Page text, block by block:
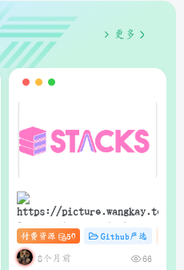
更多
杂货铺 # zibll # C # AI
Stacks：Anna’s Archive
电子书快速下载的轻量级管
理器（支持Web界面与API）
付费资源 50 Github严选
8个月前 66